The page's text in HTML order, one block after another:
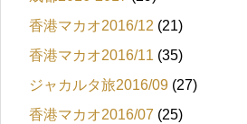
香港マカオ2016/12 (21)
香港マカオ2016/11 (35)
ジャカルタ旅2016/09 (27)
香港マカオ2016/07 (25)